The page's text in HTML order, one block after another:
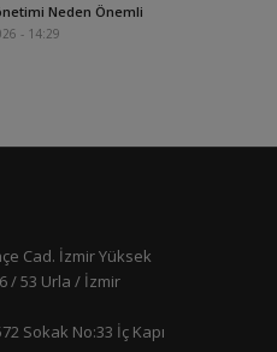
Neden Önemli
- 14:29
Cad. İzmir Yüksek
/ 53 Urla / İzmir
Sokak No:33 İç Kapı